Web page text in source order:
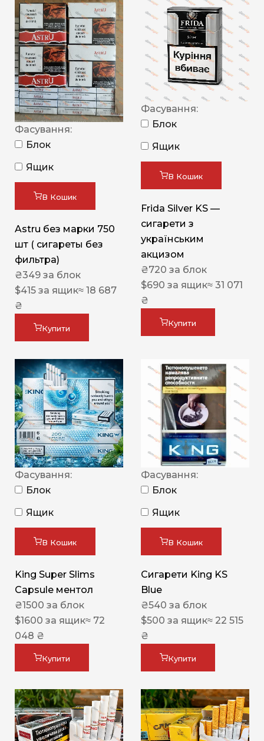
Фасування:
Блок
Ящик
В Кошик
Astru без марки 750
шт ( сигареты без
фильтра)
₴349 за блок
$415 за ящик≈ 18 687
₴
Купити
Фасування:
Блок
Ящик
В Кошик
Frida Silver KS —
сигарети з
українським
акцизом
₴720 за блок
$690 за ящик≈ 31 071
₴
Купити
Фасування:
Блок
Ящик
В Кошик
King Super Slims
Capsule ментол
₴1500 за блок
$1600 за ящик≈ 72
048 ₴
Купити
Фасування:
Блок
Ящик
В Кошик
Сигарети King KS
Blue
₴540 за блок
$500 за ящик≈ 22 515
₴
Купити